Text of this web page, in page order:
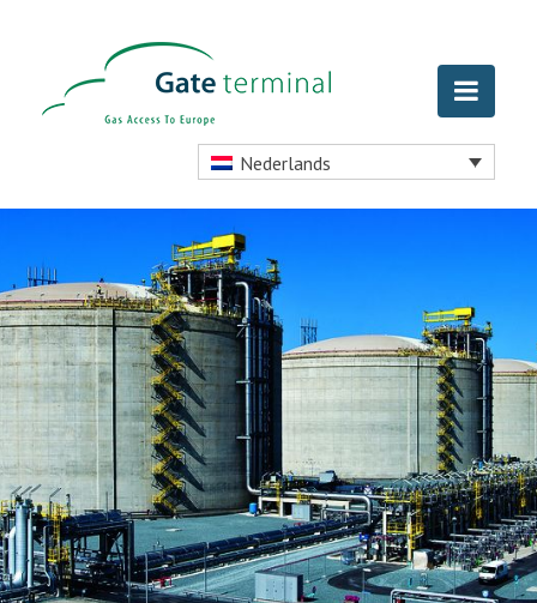
Nederlands